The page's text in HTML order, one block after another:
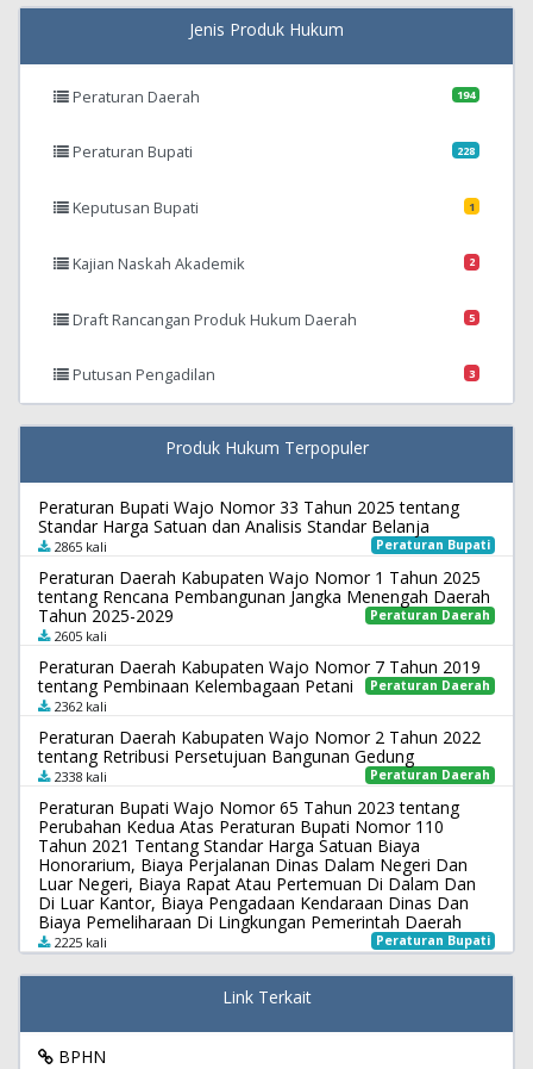
Jenis Produk Hukum
Peraturan Daerah 194
Peraturan Bupati 228
Keputusan Bupati 1
Kajian Naskah Akademik 2
Draft Rancangan Produk Hukum Daerah 5
Putusan Pengadilan 3
Produk Hukum Terpopuler
Peraturan Bupati Wajo Nomor 33 Tahun 2025 tentang
Standar Harga Satuan dan Analisis Standar Belanja
Peraturan Bupati
2865 kali
Peraturan Daerah Kabupaten Wajo Nomor 1 Tahun 2025
tentang Rencana Pembangunan Jangka Menengah Daerah
Tahun 2025-2029
Peraturan Daerah
2605 kali
Peraturan Daerah Kabupaten Wajo Nomor 7 Tahun 2019
tentang Pembinaan Kelembagaan Petani
Peraturan Daerah
2362 kali
Peraturan Daerah Kabupaten Wajo Nomor 2 Tahun 2022
tentang Retribusi Persetujuan Bangunan Gedung
Peraturan Daerah
2338 kali
Peraturan Bupati Wajo Nomor 65 Tahun 2023 tentang
Perubahan Kedua Atas Peraturan Bupati Nomor 110
Tahun 2021 Tentang Standar Harga Satuan Biaya
Honorarium, Biaya Perjalanan Dinas Dalam Negeri Dan
Luar Negeri, Biaya Rapat Atau Pertemuan Di Dalam Dan
Di Luar Kantor, Biaya Pengadaan Kendaraan Dinas Dan
Biaya Pemeliharaan Di Lingkungan Pemerintah Daerah
Peraturan Bupati
2225 kali
Link Terkait
BPHN